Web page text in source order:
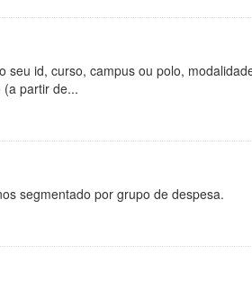
seu id, curso, campus ou polo,
partir de...
segmentado por grupo de despesa.